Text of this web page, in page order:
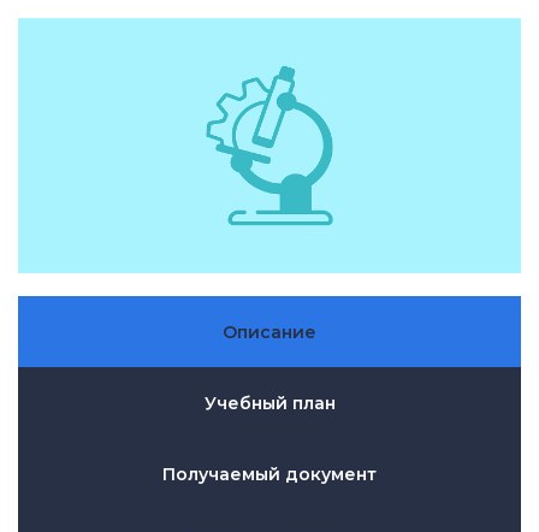
Описание
Учебный план
Получаемый документ